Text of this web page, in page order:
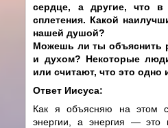
сердце, а другие, что в
сплетения. Какой
нашей душой?
Можешь ли ты объяснить
и духом? Некоторые
или считают, что это одно
Ответ Иисуса:
Как я объясняю на этом
энергии, а энергия — это